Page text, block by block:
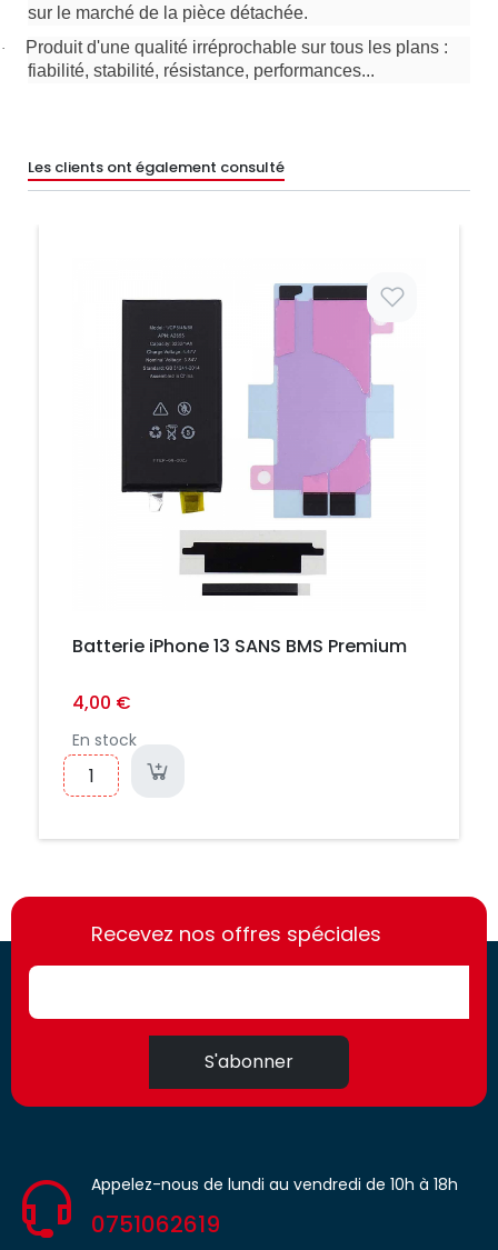
sur le marché de la pièce détachée.
·
Produit d'une qualité irréprochable sur tous les plans :
fiabilité, stabilité, résistance, performances...
Les clients ont également consulté
Batterie iPhone 13 SANS BMS Premium
4,00 €
En stock
https://france-
access.fr
https://france-
access.fr
Recevez nos offres spéciales
S'abonner
Appelez-nous de lundi au vendredi de 10h à 18h
0751062619